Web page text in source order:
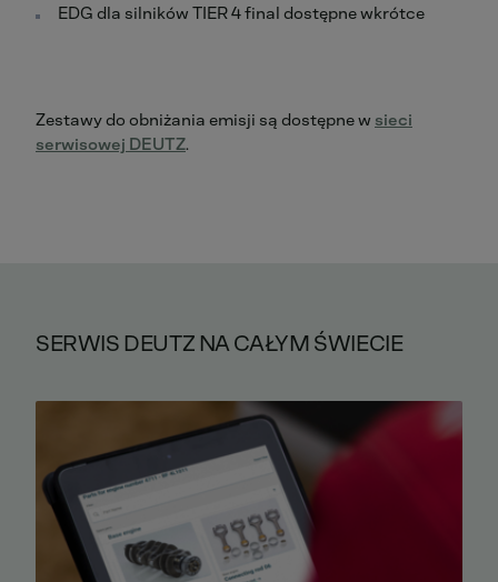
EDG dla silników TIER 4 final dostępne wkrótce
Zestawy do obniżania emisji są dostępne w sieci
serwisowej DEUTZ.
SERWIS DEUTZ NA CAŁYM ŚWIECIE